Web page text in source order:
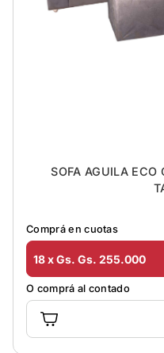
SOFA AGUILA ECO
Comprá en cuotas
18 x Gs. Gs. 255.000
O comprá al contado